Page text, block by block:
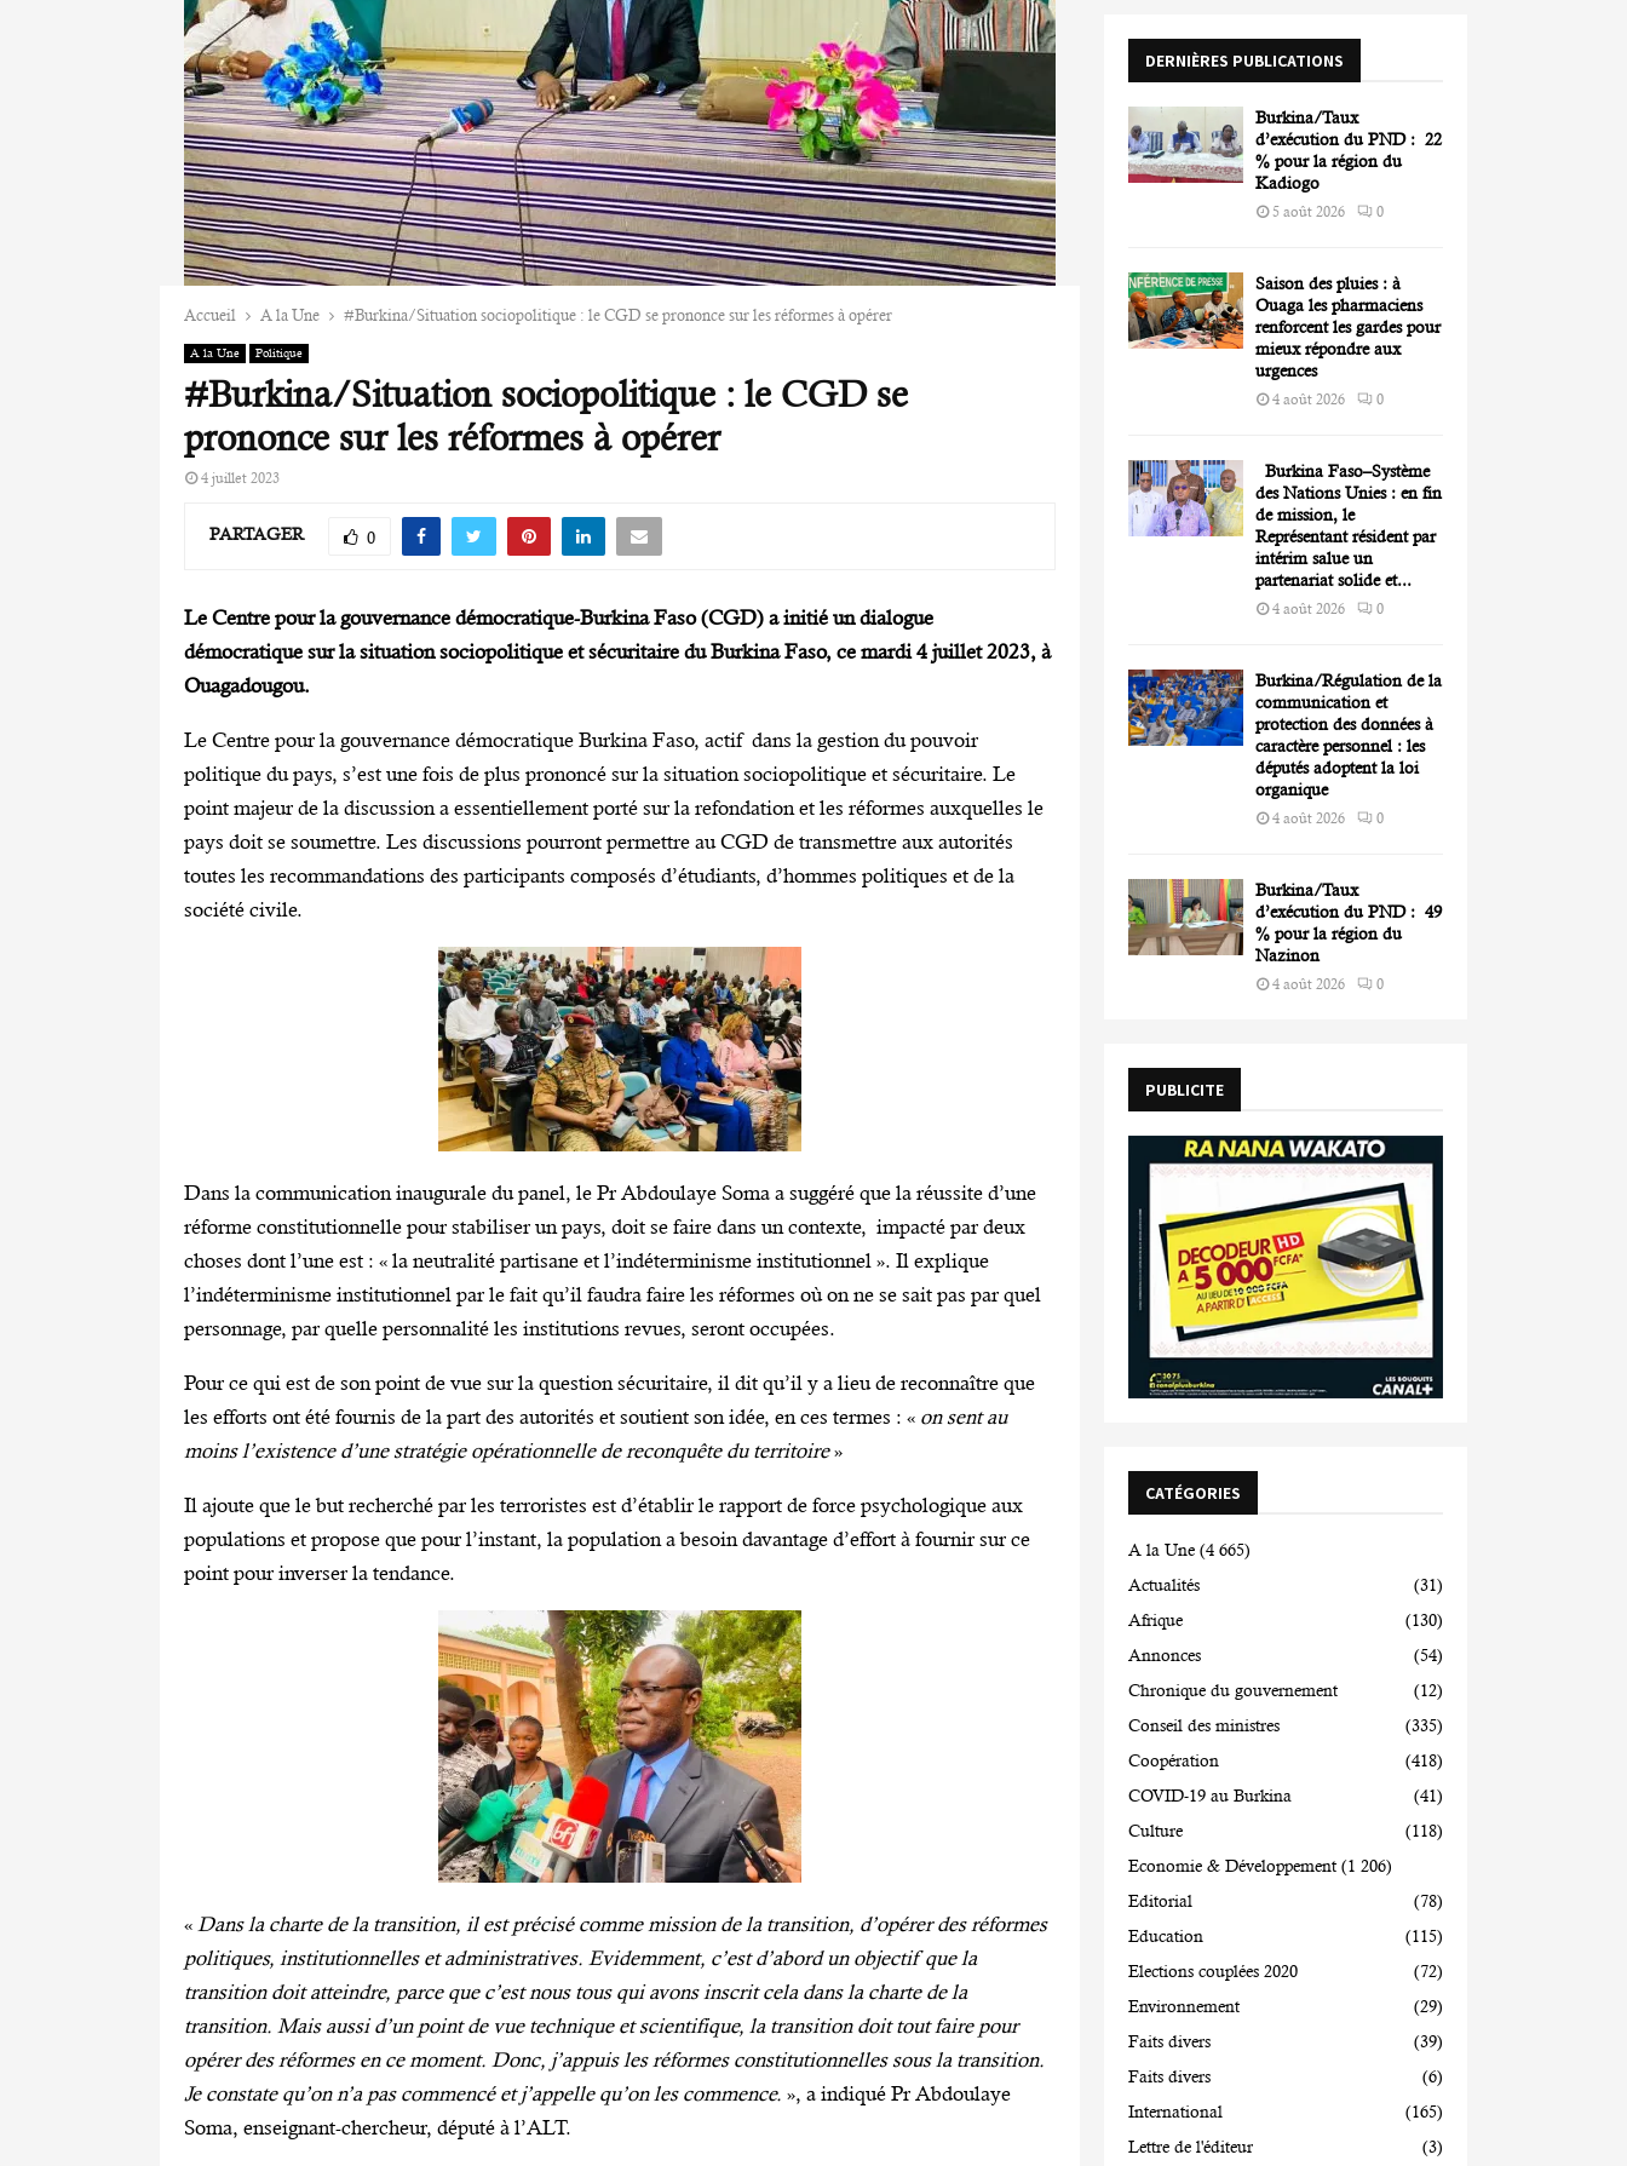
Accueil A la Une #Burkina/Situation sociopolitique : le CGD se prononce sur les réformes à opérer
A la Une Politique
#Burkina/Situation sociopolitique : le CGD se
prononce sur les réformes à opérer
4 juillet 2023
PARTAGER 0
Le Centre pour la gouvernance démocratique-Burkina Faso (CGD) a initié un dialogue
démocratique sur la situation sociopolitique et sécuritaire du Burkina Faso, ce mardi 4 juillet 2023, à
Ouagadougou.
Le Centre pour la gouvernance démocratique Burkina Faso, actif dans la gestion du pouvoir
politique du pays, s’est une fois de plus prononcé sur la situation sociopolitique et sécuritaire. Le
point majeur de la discussion a essentiellement porté sur la refondation et les réformes auxquelles le
pays doit se soumettre. Les discussions pourront permettre au CGD de transmettre aux autorités
toutes les recommandations des participants composés d’étudiants, d’hommes politiques et de la
société civile.
Dans la communication inaugurale du panel, le Pr Abdoulaye Soma a suggéré que la réussite d’une
réforme constitutionnelle pour stabiliser un pays, doit se faire dans un contexte, impacté par deux
choses dont l’une est : « la neutralité partisane et l’indéterminisme institutionnel ». Il explique
l’indéterminisme institutionnel par le fait qu’il faudra faire les réformes où on ne se sait pas par quel
personnage, par quelle personnalité les institutions revues, seront occupées.
Pour ce qui est de son point de vue sur la question sécuritaire, il dit qu’il y a lieu de reconnaître que
les efforts ont été fournis de la part des autorités et soutient son idée, en ces termes : « on sent au
moins l’existence d’une stratégie opérationnelle de reconquête du territoire»
Il ajoute que le but recherché par les terroristes est d’établir le rapport de force psychologique aux
populations et propose que pour l’instant, la population a besoin davantage d’effort à fournir sur ce
point pour inverser la tendance.
« Dans la charte de la transition, il est précisé comme mission de la transition, d’opérer des réformes
politiques, institutionnelles et administratives. Evidemment, c’est d’abord un objectif que la
transition doit atteindre, parce que c’est nous tous qui avons inscrit cela dans la charte de la
transition. Mais aussi d’un point de vue technique et scientifique, la transition doit tout faire pour
opérer des réformes en ce moment. Donc, j’appuis les réformes constitutionnelles sous la transition.
Je constate qu’on n’a pas commencé et j’appelle qu’on les commence. », a indiqué Pr Abdoulaye
Soma, enseignant-chercheur, député à l’ALT.
r
H
DERNIÈRES PUBLICATIONS
Burkina/Taux
d’exécution du PND : 22
% pour la région du
Kadiogo
5 août 2026 0
Saison des pluies : à
Ouaga les pharmaciens
renforcent les gardes pour
mieux répondre aux
urgences
4 août 2026 0
Burkina Faso–Système
des Nations Unies : en fin
de mission, le
Représentant résident par
intérim salue un
partenariat solide et...
4 août 2026 0
Burkina/Régulation de la
communication et
protection des données à
caractère personnel : les
députés adoptent la loi
organique
4 août 2026 0
Burkina/Taux
d’exécution du PND : 49
% pour la région du
Nazinon
4 août 2026 0
PUBLICITE
CATÉGORIES
A la Une (4 665)
Actualités
(31)
Afrique
(130)
Annonces
(54)
Chronique du gouvernement
(12)
Conseil des ministres
(335)
Coopération
(418)
COVID-19 au Burkina
(41)
Culture
(118)
Economie & Développement (1 206)
Editorial
(78)
Education
(115)
Elections couplées 2020
(72)
Environnement
(29)
Faits divers
(39)
Faits divers
(6)
International
(165)
Lettre de l'éditeur
(3)